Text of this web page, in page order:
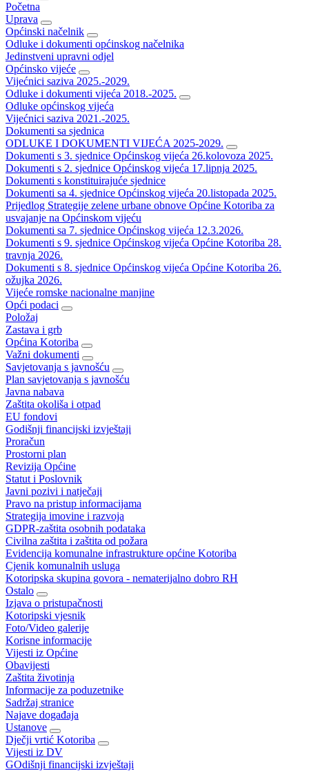
Početna
Uprava
Općinski načelnik
Odluke i dokumenti općinskog načelnika
Jedinstveni upravni odjel
Općinsko vijeće
Vijećnici saziva 2025.-2029.
Odluke i dokumenti vijeća 2018.-2025.
Odluke općinskog vijeća
Vijećnici saziva 2021.-2025.
Dokumenti sa sjednica
ODLUKE I DOKUMENTI VIJEĆA 2025-2029.
Dokumenti s 3. sjednice Općinskog vijeća 26.kolovoza 2025.
Dokumenti s 2. sjednice Općinskog vijeća 17.lipnja 2025.
Dokumenti s konstituirajuće sjednice
Dokumenti sa 4. sjednice Općinskog vijeća 20.listopada 2025.
Prijedlog Strategije zelene urbane obnove Općine Kotoriba za
usvajanje na Općinskom vijeću
Dokumenti sa 7. sjednice Općinskog vijeća 12.3.2026.
Dokumenti s 9. sjednice Općinskog vijeća Općine Kotoriba 28.
travnja 2026.
Dokumenti s 8. sjednice Općinskog vijeća Općine Kotoriba 26.
ožujka 2026.
Vijeće romske nacionalne manjine
Opći podaci
Položaj
Zastava i grb
Općina Kotoriba
Važni dokumenti
Savjetovanja s javnošću
Plan savjetovanja s javnošću
Javna nabava
Zaštita okoliša i otpad
EU fondovi
Godišnji financijski izvještaji
Proračun
Prostorni plan
Revizija Općine
Statut i Poslovnik
Javni pozivi i natječaji
Pravo na pristup informacijama
Strategija imovine i razvoja
GDPR-zaštita osobnih podataka
Civilna zaštita i zaštita od požara
Evidencija komunalne infrastrukture općine Kotoriba
Cjenik komunalnih usluga
Kotoripska skupina govora - nematerijalno dobro RH
Ostalo
Izjava o pristupačnosti
Kotoripski vjesnik
Foto/Video galerije
Korisne informacije
Vijesti iz Općine
Obavijesti
Zaštita životinja
Informacije za poduzetnike
Sadržaj stranice
Najave događaja
Ustanove
Dječji vrtić Kotoriba
Vijesti iz DV
GOdišnji financijski izvještaji